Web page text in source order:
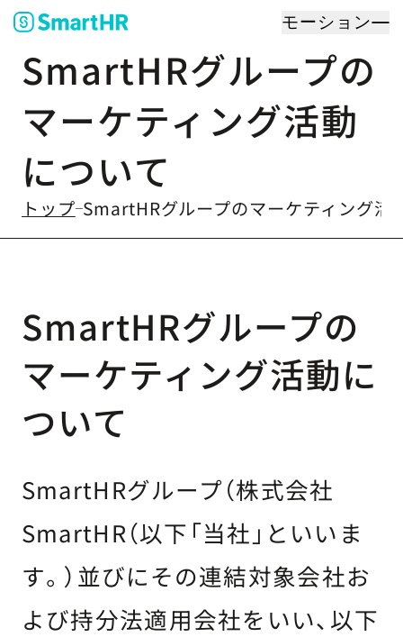
モーション
SmartHRグループの
マーケティング活動
について
トップ SmartHRグループのマーケティング活
SmartHRグループの
マーケティング活動に
ついて
SmartHRグループ（株式会社
SmartHR（以下「当社」といいま
す。）並びにその連結対象会社お
よび持分法適用会社をいい、以下